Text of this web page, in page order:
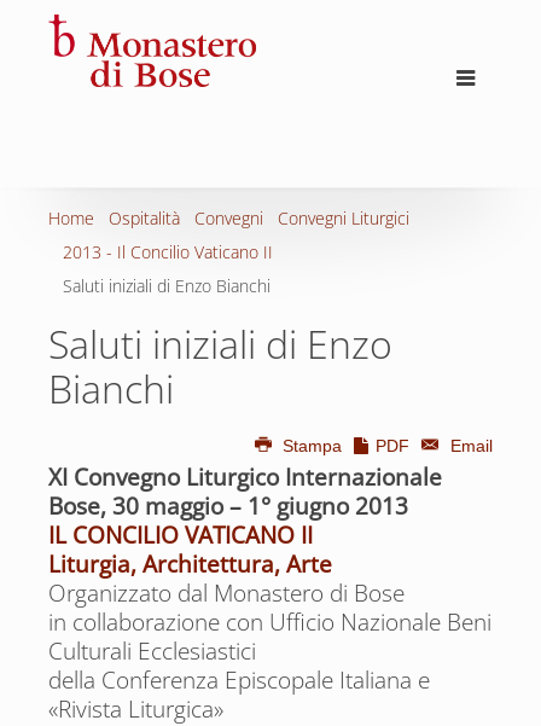
Home Ospitalità Convegni
Convegni Liturgici
2013 - Il Concilio Vaticano II
Saluti iniziali di Enzo Bianchi
Saluti iniziali di Enzo
Bianchi
Stampa PDF Email
XI Convegno Liturgico Internazionale
Bose, 30 maggio – 1° giugno 2013
IL CONCILIO VATICANO II
Liturgia, Architettura, Arte
Organizzato dal Monastero di Bose
in collaborazione con Ufficio Nazionale Beni
Culturali Ecclesiastici
della Conferenza Episcopale Italiana e
«Rivista Liturgica»